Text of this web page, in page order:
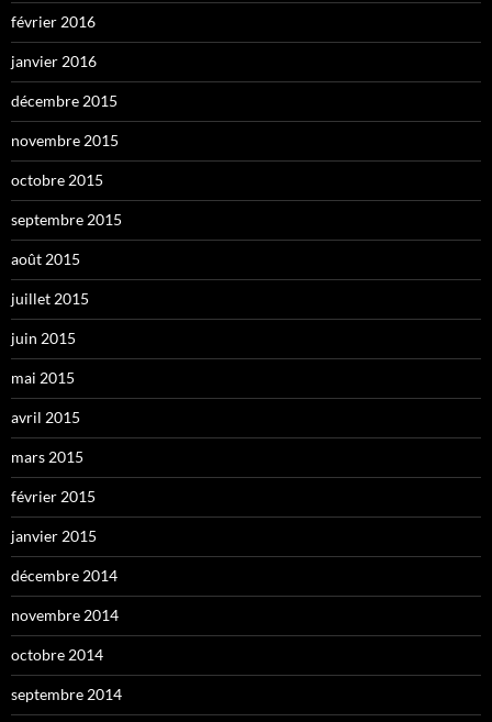
février 2016
janvier 2016
décembre 2015
novembre 2015
octobre 2015
septembre 2015
août 2015
juillet 2015
juin 2015
mai 2015
avril 2015
mars 2015
février 2015
janvier 2015
décembre 2014
novembre 2014
octobre 2014
septembre 2014